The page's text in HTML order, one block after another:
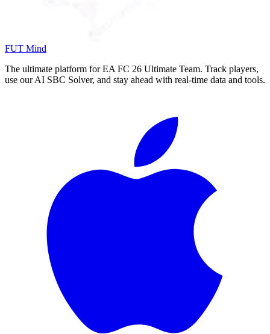
FUT Mind
The ultimate platform for EA FC 26 Ultimate Team. Track players,
use our AI SBC Solver, and stay ahead with real-time data and tools.